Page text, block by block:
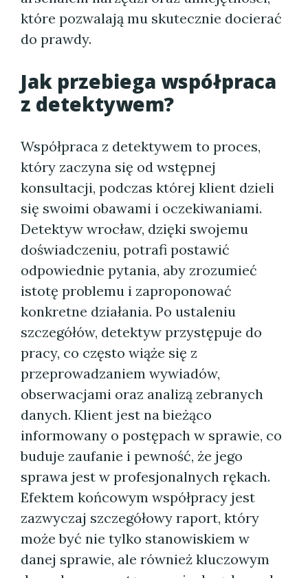
które pozwalają mu skutecznie docierać
do prawdy.
Jak przebiega współpraca
z detektywem?
Współpraca z detektywem to proces,
który zaczyna się od wstępnej
konsultacji, podczas której klient dzieli
się swoimi obawami i oczekiwaniami.
Detektyw wrocław, dzięki swojemu
doświadczeniu, potrafi postawić
odpowiednie pytania, aby zrozumieć
istotę problemu i zaproponować
konkretne działania. Po ustaleniu
szczegółów, detektyw przystępuje do
pracy, co często wiąże się z
przeprowadzaniem wywiadów,
obserwacjami oraz analizą zebranych
danych. Klient jest na bieżąco
informowany o postępach w sprawie, co
buduje zaufanie i pewność, że jego
sprawa jest w profesjonalnych rękach.
Efektem końcowym współpracy jest
zazwyczaj szczegółowy raport, który
może być nie tylko stanowiskiem w
danej sprawie, ale również kluczowym